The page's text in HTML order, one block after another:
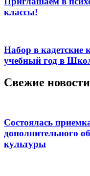
классы!
Набор в кадетские
учебный год в
Свежие новости
Состоялась
дополнительного
культуры